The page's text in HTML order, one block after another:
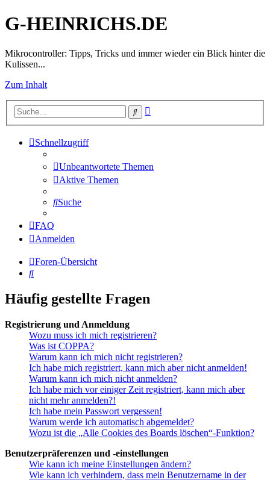
G-HEINRICHS.DE
Mikrocontroller: Tipps, Tricks und immer wieder ein Blick hinter die
Kulissen...
Zum Inhalt
Suche
Schnellzugriff
Unbeantwortete Themen
Aktive Themen
Suche
FAQ
Anmelden
Foren-Übersicht
Suche
Häufig gestellte Fragen
Registrierung und Anmeldung
Wozu muss ich mich registrieren?
Was ist COPPA?
Warum kann ich mich nicht registrieren?
Ich habe mich registriert, kann mich aber nicht anmelden!
Warum kann ich mich nicht anmelden?
Ich habe mich vor einiger Zeit registriert, kann mich aber
nicht mehr anmelden?!
Ich habe mein Passwort vergessen!
Warum werde ich automatisch abgemeldet?
Wozu ist die „Alle Cookies des Boards löschen“-Funktion?
Benutzerpräferenzen und -einstellungen
Wie kann ich meine Einstellungen ändern?
Wie kann ich verhindern, dass mein Benutzername in der